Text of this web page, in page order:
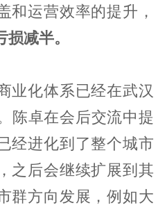
和运营效率的提升，
减半。
业化体系已经在武汉
陈卓在会后交流中提
经进化到了整个城市
之后会继续扩展到其
群方向发展，例如大